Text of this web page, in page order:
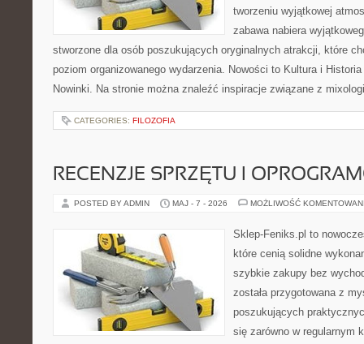
tworzeniu wyjątkowej
zabawa nabiera
stworzone dla osób poszukujących oryginalnych atrakcji, które
poziom organizowanego wydarzenia. Nowości to Kultura i
Nowinki. Na stronie można znaleźć inspiracje związane z
CATEGORIES: FILOZOFIA
RECENZJE SPRZĘTU I
POSTED BY ADMIN MAJ - 7 - 2026 MOŻLIWOŚĆ
Sklep-Feniks.pl to
które cenią solidne
szybkie zakupy bez
została przygotowana z
poszukujących
się zarówno w regularnym